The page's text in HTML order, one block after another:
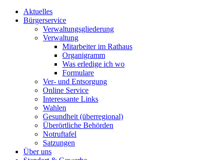
Aktuelles
Bürgerservice
Verwaltungsgliederung
Verwaltung
Mitarbeiter im Rathaus
Organigramm
Was erledige ich wo
Formulare
Ver- und Entsorgung
Online Service
Interessante Links
Wahlen
Gesundheit (überregional)
Überörtliche Behörden
Notruftafel
Satzungen
Über uns